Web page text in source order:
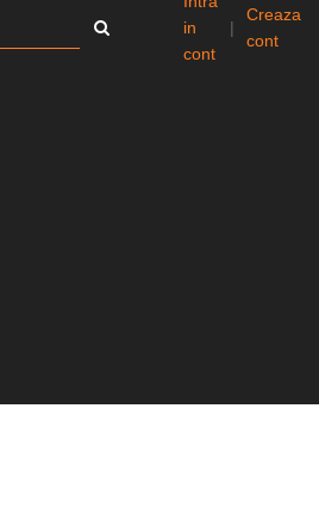
in
cont
|
Creaza
cont